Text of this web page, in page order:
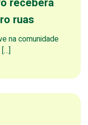
ruas
na comunidade